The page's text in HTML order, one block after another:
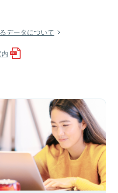
データについて